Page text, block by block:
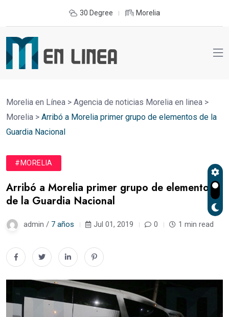
30 Degree Morelia
Morelia en Línea > Agencia de noticias Morelia en linea >
Morelia > Arribó a Morelia primer grupo de elementos de la
Guardia Nacional
#MORELIA
Arribó a Morelia primer grupo de elementos
de la Guardia Nacional
admin / 7 años Jul 01, 2019 0 1 min read